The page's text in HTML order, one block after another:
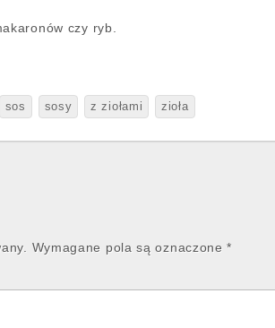
czy ryb.
sos sosy z ziołami zioła
Wymagane pola są oznaczone*